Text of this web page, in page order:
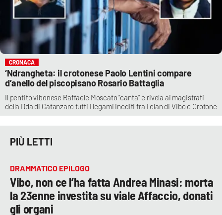
CRONACA
‘Ndrangheta: il crotonese Paolo Lentini compare
d’anello del piscopisano Rosario Battaglia
Il pentito vibonese Raffaele Moscato “canta” e rivela ai magistrati
della Dda di Catanzaro tutti i legami inediti fra i clan di Vibo e Crotone
PIÙ LETTI
DRAMMATICO EPILOGO
Vibo, non ce l’ha fatta Andrea Minasi: morta
la 23enne investita su viale Affaccio, donati
gli organi